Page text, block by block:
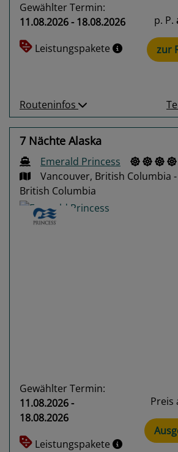
Gewählter Termin:
11.08.2026 - 18.08.2026
Leistungspakete
p. P.
zur
Routeninfos
7 Nächte Alaska
Emerald Princess
Vancouver, British Columbia
British Columbia
Gewählter Termin:
11.08.2026 -
18.08.2026
Leistungspakete
Preis